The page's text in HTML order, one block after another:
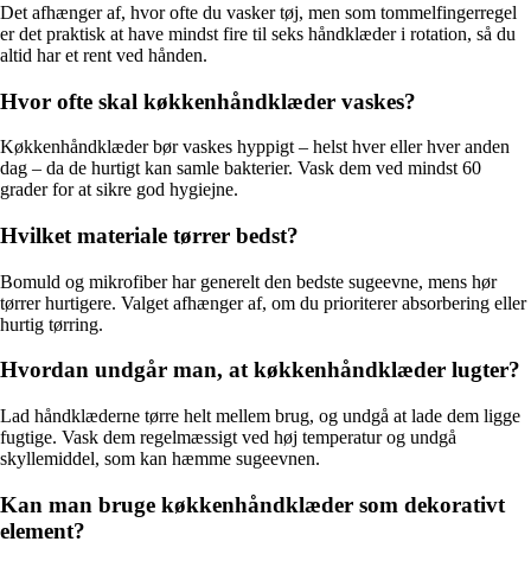
Det afhænger af, hvor ofte du vasker tøj, men som tommelfingerregel
er det praktisk at have mindst fire til seks håndklæder i rotation, så du
altid har et rent ved hånden.
Hvor ofte skal køkkenhåndklæder vaskes?
Køkkenhåndklæder bør vaskes hyppigt – helst hver eller hver anden
dag – da de hurtigt kan samle bakterier. Vask dem ved mindst 60
grader for at sikre god hygiejne.
Hvilket materiale tørrer bedst?
Bomuld og mikrofiber har generelt den bedste sugeevne, mens hør
tørrer hurtigere. Valget afhænger af, om du prioriterer absorbering eller
hurtig tørring.
Hvordan undgår man, at køkkenhåndklæder lugter?
Lad håndklæderne tørre helt mellem brug, og undgå at lade dem ligge
fugtige. Vask dem regelmæssigt ved høj temperatur og undgå
skyllemiddel, som kan hæmme sugeevnen.
Kan man bruge køkkenhåndklæder som dekorativt
element?